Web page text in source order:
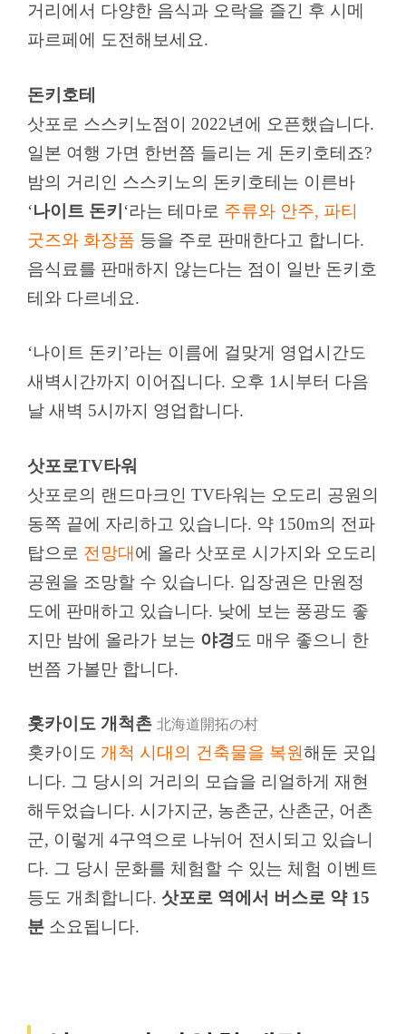
거리에서 다양한 음식과 오락을 즐긴 후 시메
파르페에 도전해보세요.
돈키호테
삿포로 스스키노점이 2022년에 오픈했습니다.
일본 여행 가면 한번쯤 들리는 게 돈키호테죠?
밤의 거리인 스스키노의 돈키호테는 이른바
‘나이트 돈키 ‘라는 테마로 주류와 안주, 파티
굿즈와 화장품 등을 주로 판매한다고 합니다.
음식료를 판매하지 않는다는 점이 일반 돈키호
테와 다르네요.
‘나이트 돈키’라는 이름에 걸맞게 영업시간도
새벽시간까지 이어집니다. 오후 1시부터 다음
날 새벽 5시까지 영업합니다.
삿포로TV타워
삿포로의 랜드마크인 TV타워는 오도리 공원의
동쪽 끝에 자리하고 있습니다. 약 150m의 전파
탑으로 전망대 에 올라 삿포로 시가지와 오도리
공원을 조망할 수 있습니다. 입장권은 만원정
도에 판매하고 있습니다. 낮에 보는 풍광도 좋
지만 밤에 올라가 보는 야경 도 매우 좋으니 한
번쯤 가볼만 합니다.
홋카이도 개척촌 北海道開拓の村
홋카이도 개척 시대의 건축물을 복원해둔 곳입
니다. 그 당시의 거리의 모습을 리얼하게 재현
해두었습니다. 시가지군, 농촌군, 산촌군, 어촌
군, 이렇게 4구역으로 나뉘어 전시되고 있습니
다. 그 당시 문화를 체험할 수 있는 체험 이벤트
등도 개최합니다. 삿포로 역에서 버스로 약 15
분 소요됩니다.